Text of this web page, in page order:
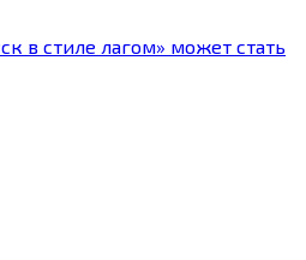
в стиле лагом» может стать